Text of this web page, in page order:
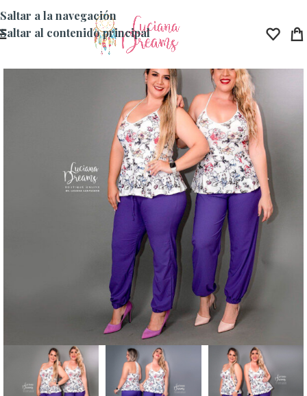
Saltar a la navegación
Saltar al contenido principal